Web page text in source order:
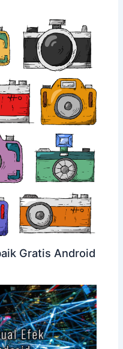
Gratis Android